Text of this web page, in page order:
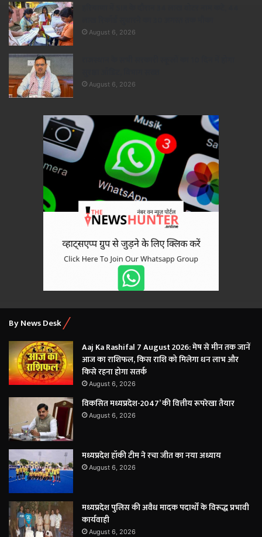
×
August 6, 2026
August 6, 2026
By News Desk
Aaj Ka Rashifal 7 August 2026: मेष से मीन तक जानें
आज का राशिफल, किस राशि को मिलेगा धन लाभ और
किसे रहना होगा सतर्क
August 6, 2026
विकसित मध्यप्रदेश-2047’ की वित्तीय रूपरेखा तैयार
August 6, 2026
मध्यप्रदेश हॉकी टीम ने रचा जीत का नया अध्याय
August 6, 2026
मध्यप्रदेश पुलिस की अवैध मादक पदार्थों के विरूद्ध प्रभावी
कार्यवाही
August 6, 2026